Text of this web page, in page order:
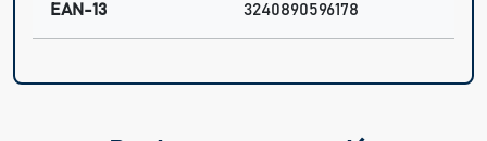
EAN-13 3240890596178